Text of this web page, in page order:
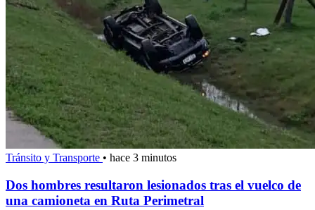
Tránsito y Transporte • hace 3 minutos
Dos hombres resultaron lesionados tras el vuelco de
una camioneta en Ruta Perimetral